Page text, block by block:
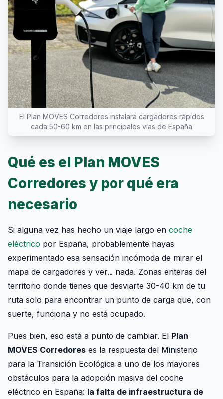
El Plan MOVES Corredores instalará cargadores rápidos
cada 50-60 km en las principales vías de España
Qué es el Plan MOVES
Corredores y por qué era
necesario
Si alguna vez has hecho un viaje largo en coche
eléctrico por España, probablemente hayas
experimentado esa sensación incómoda de mirar el
mapa de cargadores y ver... nada. Zonas enteras del
territorio donde tienes que desviarte 30-40 km de tu
ruta solo para encontrar un punto de carga que, con
suerte, funciona y no está ocupado.
Pues bien, eso está a punto de cambiar. El Plan
MOVES Corredores es la respuesta del Ministerio
para la Transición Ecológica a uno de los mayores
obstáculos para la adopción masiva del coche
eléctrico en España: la falta de infraestructura de